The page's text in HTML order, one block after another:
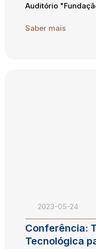
Auditório
Saber mais
2023-05-24
Conferência:
Tecnológica